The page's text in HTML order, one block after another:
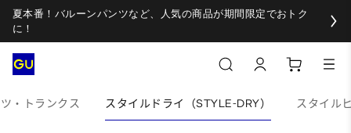
夏本番！バルーンパンツなど、人気の商品が期間限定でおトク
に！
・トランクス スタイルドライ（STYLE-DRY） スタイル